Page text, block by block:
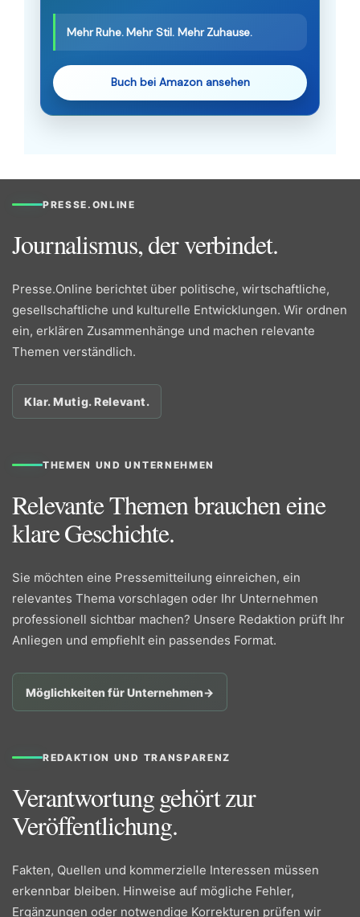
Mehr Ruhe. Mehr Stil. Mehr Zuhause.
Buch bei Amazon ansehen
PRESSE.ONLINE
Journalismus, der verbindet.
Presse.Online berichtet über politische, wirtschaftliche,
gesellschaftliche und kulturelle Entwicklungen. Wir ordnen
ein, erklären Zusammenhänge und machen relevante
Themen verständlich.
Klar. Mutig. Relevant.
THEMEN UND UNTERNEHMEN
Relevante Themen brauchen eine
klare Geschichte.
Sie möchten eine Pressemitteilung einreichen, ein
relevantes Thema vorschlagen oder Ihr Unternehmen
professionell sichtbar machen? Unsere Redaktion prüft Ihr
Anliegen und empfiehlt ein passendes Format.
Möglichkeiten für Unternehmen→
REDAKTION UND TRANSPARENZ
Verantwortung gehört zur
Veröffentlichung.
Fakten, Quellen und kommerzielle Interessen müssen
erkennbar bleiben. Hinweise auf mögliche Fehler,
Ergänzungen oder notwendige Korrekturen prüfen wir